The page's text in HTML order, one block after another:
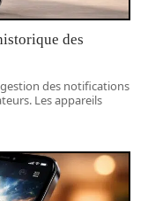
des
des notifications
Les appareils